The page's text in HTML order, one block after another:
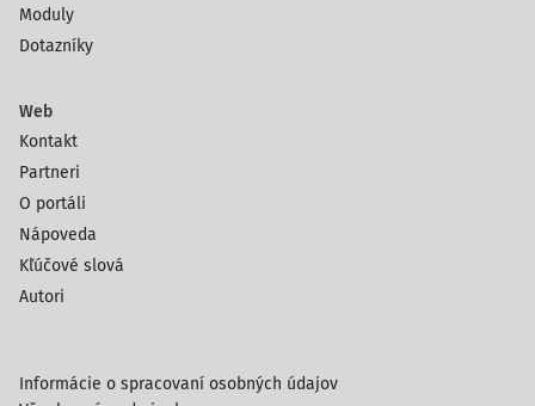
Moduly
Dotazníky
Web
Kontakt
Partneri
O portáli
Nápoveda
Kľúčové slová
Autori
Informácie o spracovaní osobných údajov